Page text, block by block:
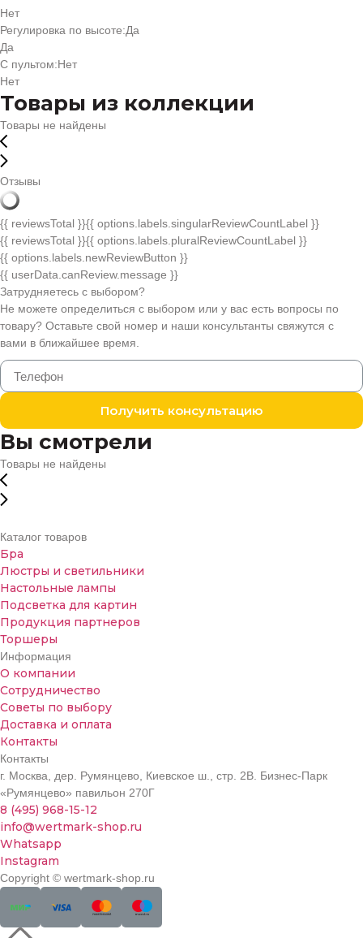
Нет
Регулировка по высоте:Да
Да
С пультом:Нет
Нет
Товары из коллекции
Товары не найдены
Отзывы
{{ reviewsTotal }}{{ options.labels.singularReviewCountLabel }}
{{ reviewsTotal }}{{ options.labels.pluralReviewCountLabel }}
{{ options.labels.newReviewButton }}
{{ userData.canReview.message }}
Затрудняетесь с выбором?
Не можете определиться с выбором или у вас есть вопросы по
товару? Оставьте свой номер и наши консультанты свяжутся с
вами в ближайшее время.
Получить консультацию
Вы смотрели
Товары не найдены
Каталог товаров
Бра
Люстры и светильники
Настольные лампы
Подсветка для картин
Продукция партнеров
Торшеры
Информация
О компании
Сотрудничество
Советы по выбору
Доставка и оплата
Контакты
Контакты
г. Москва, дер. Румянцево, Киевское ш., стр. 2В. Бизнес-Парк
«Румянцево» павильон 270Г
8 (495) 968-15-12
info@wertmark-shop.ru
Whatsapp
Instagram
Copyright © wertmark-shop.ru